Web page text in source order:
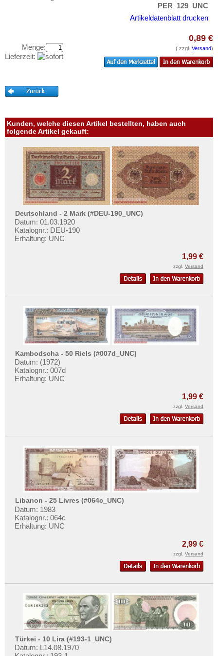
Aufbewahrung
Ihre Bewertungen
Informationen
Ankauf
Erhaltungsgrade
Gratisbanknoten
FAQ
Mehr über...
Zahlungsbedingungen
AGB
Impressum
PER_129_UNC
Artikeldatenblatt drucken
Menge:
Lieferzeit:
0,89 €
( zzgl. Versand)
Kunden, welche diesen Artikel bestellten, haben auch
folgende Artikel gekauft:
Deutschland - 2 Mark (#DEU-190_UNC)
Datum: 01.03.1920
Katalognr.: DEU-190
Erhaltung: UNC
1,99 €
zzgl. Versand
Kambodscha - 50 Riels (#007d_UNC)
Datum: (1972)
Katalognr.: 007d
Erhaltung: UNC
1,99 €
zzgl. Versand
Libanon - 25 Livres (#064c_UNC)
Datum: 1983
Katalognr.: 064c
Erhaltung: UNC
2,99 €
zzgl. Versand
Türkei - 10 Lira (#193-1_UNC)
Datum: L14.08.1970